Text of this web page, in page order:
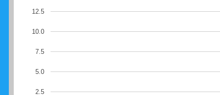
2.5
5.0
7.5
10.0
12.5